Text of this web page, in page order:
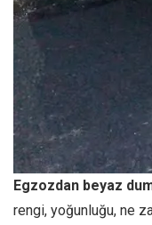
Egzozdan beyaz
rengi, yoğunluğu, ne